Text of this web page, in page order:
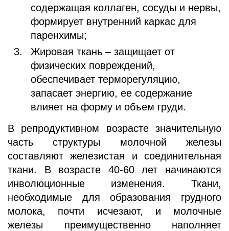
содержащая коллаген, сосуды и нервы,
формирует внутренний каркас для
паренхимы;
Жировая ткань – защищает от
физических повреждений,
обеспечивает терморегуляцию,
запасает энергию, ее содержание
влияет на форму и объем груди.
В репродуктивном возрасте значительную
часть структуры молочной железы
составляют железистая и соединительная
ткани. В возрасте 40-60 лет начинаются
инволюционные изменения. Ткани,
необходимые для образования грудного
молока, почти исчезают, и молочные
железы преимущественно наполняет